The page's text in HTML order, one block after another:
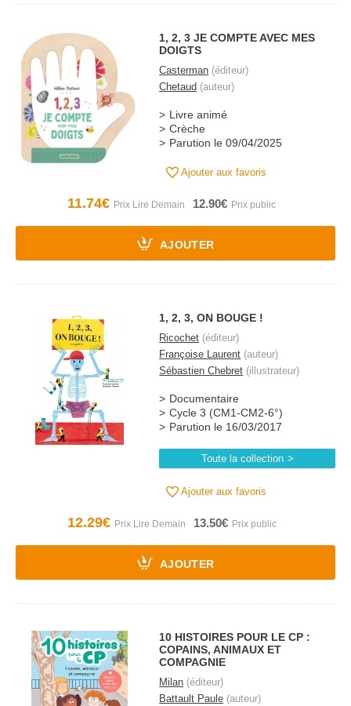
1, 2, 3 JE COMPTE AVEC MES
DOIGTS
Casterman (éditeur)
Chetaud (auteur)
Livre animé
Crèche
Parution le 09/04/2025
Ajouter aux favoris
11.74€ 12.90€
AJOUTER
1, 2, 3, ON BOUGE !
Ricochet (éditeur)
Françoise Laurent (auteur)
Sébastien Chebret (illustrateur)
Documentaire
Cycle 3 (CM1-CM2-6°)
Parution le 16/03/2017
Toute la collection
Ajouter aux favoris
12.29€ 13.50€
AJOUTER
10 HISTOIRES POUR LE CP :
COPAINS, ANIMAUX ET
COMPAGNIE
Milan (éditeur)
Battault Paule (auteur)